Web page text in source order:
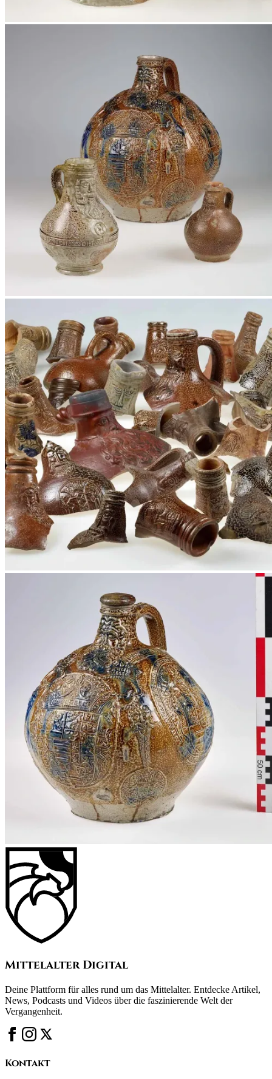
Mittelalter Digital
Deine Plattform für alles rund um das Mittelalter. Entdecke Artikel,
News, Podcasts und Videos über die faszinierende Welt der
Vergangenheit.
Kontakt